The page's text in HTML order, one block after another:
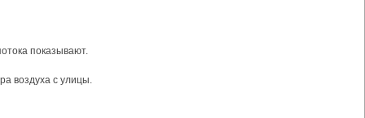
показывают.
воздуха с улицы.